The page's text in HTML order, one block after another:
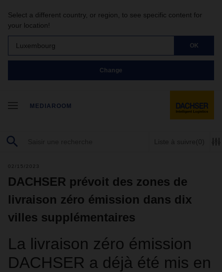
Select a different country, or region, to see specific content for
your location!
Luxembourg OK
Change
MEDIAROOM
Liste à suivre(0)
02/15/2023
DACHSER prévoit des zones de
livraison zéro émission dans dix
villes supplémentaires
La livraison zéro émission
DACHSER a déjà été mis en